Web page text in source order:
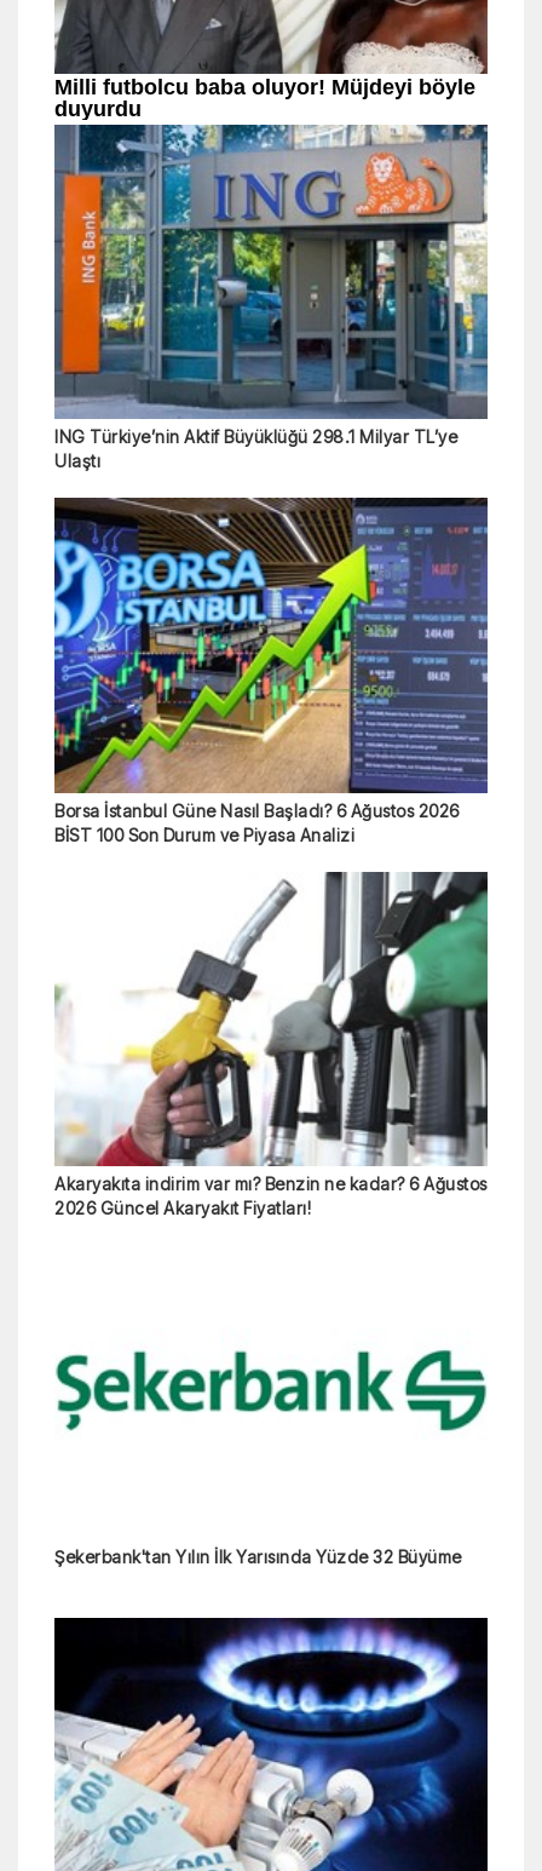
ING Türkiye’nin Aktif Büyüklüğü 298.1 Milyar TL’ye
Ulaştı
Borsa İstanbul Güne Nasıl Başladı? 6 Ağustos 2026
BİST 100 Son Durum ve Piyasa Analizi
Akaryakıta indirim var mı? Benzin ne kadar? 6 Ağustos
2026 Güncel Akaryakıt Fiyatları!
Şekerbank'tan Yılın İlk Yarısında Yüzde 32 Büyüme